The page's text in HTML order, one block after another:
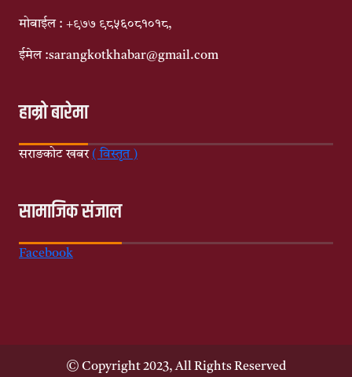
मोबाईल : +९७७ ९८५६०८१०१८,
ईमेल :sarangkotkhabar@gmail.com
हाम्रो बारेमा
सराङकोट खबर ( विस्तृत )
सामाजिक संजाल
Facebook
© Copyright 2023, All Rights Reserved